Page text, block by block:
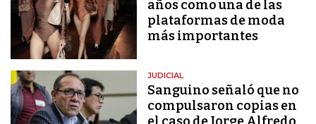
años como una de las
plataformas de moda
más importantes
JUDICIAL
Sanguino señaló que no
compulsaron copias en